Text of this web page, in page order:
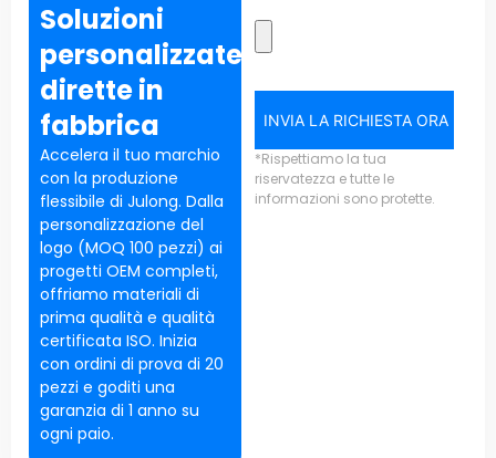
INVIA LA RICHIESTA ORA
*Rispettiamo la tua
riservatezza e tutte le
informazioni sono protette.
Soluzioni
personalizzate
dirette in
fabbrica
Accelera il tuo marchio
con la produzione
flessibile di Julong. Dalla
personalizzazione del
logo (MOQ 100 pezzi) ai
progetti OEM completi,
offriamo materiali di
prima qualità e qualità
certificata ISO. Inizia
con ordini di prova di 20
pezzi e goditi una
garanzia di 1 anno su
ogni paio.